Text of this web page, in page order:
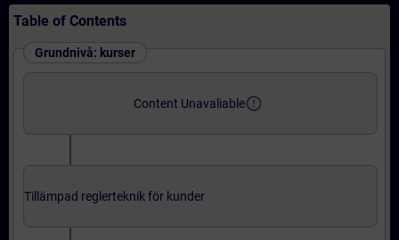
Table of Contents
Grundnivå: kurser
Content Unavaliableerror_outline
Tillämpad reglerteknik för kunder